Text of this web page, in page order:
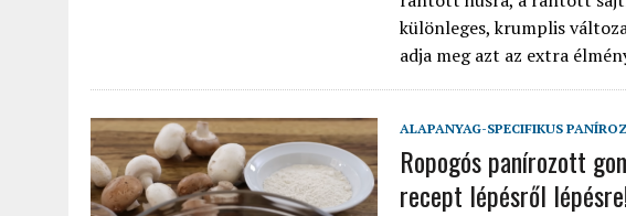
különleges, krumplis
adja meg azt az extra
ALAPANYAG-SPECIFIKUS
Ropogós panírozott
recept lépésről